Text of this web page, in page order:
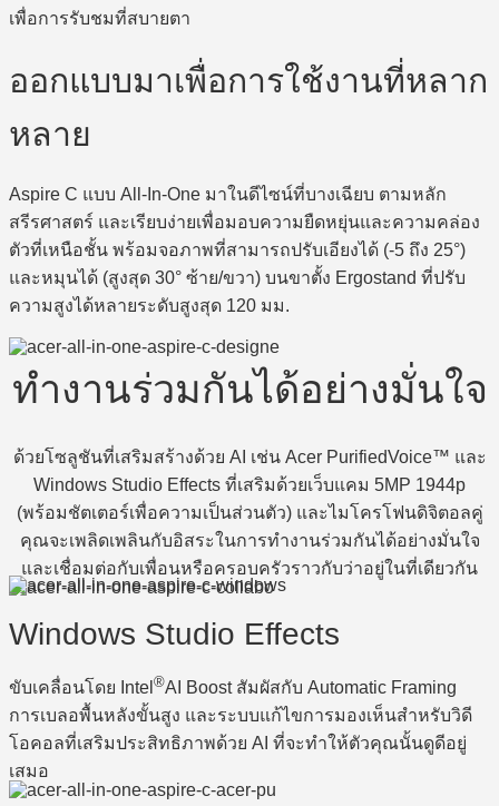
เพื่อการรับชมที่สบายตา
ออกแบบมาเพื่อการใช้งานที่หลาก
หลาย
Aspire C แบบ All-In-One มาในดีไซน์ที่บางเฉียบ ตามหลัก
สรีรศาสตร์ และเรียบง่ายเพื่อมอบความยืดหยุ่นและความคล่อง
ตัวที่เหนือชั้น พร้อมจอภาพที่สามารถปรับเอียงได้ (-5 ถึง 25°)
และหมุนได้ (สูงสุด 30° ซ้าย/ขวา) บนขาตั้ง Ergostand ที่ปรับ
ความสูงได้หลายระดับสูงสุด 120 มม.
ทำงานร่วมกันได้อย่างมั่นใจ
ด้วยโซลูชันที่เสริมสร้างด้วย AI เช่น Acer PurifiedVoice™ และ
Windows Studio Effects ที่เสริมด้วยเว็บแคม 5MP 1944p
(พร้อมชัตเตอร์เพื่อความเป็นส่วนตัว) และไมโครโฟนดิจิตอลคู่
คุณจะเพลิดเพลินกับอิสระในการทำงานร่วมกันได้อย่างมั่นใจ
และเชื่อมต่อกับเพื่อนหรือครอบครัวราวกับว่าอยู่ในที่เดียวกัน
Windows Studio Effects
ขับเคลื่อนโดย Intel ®AI Boost สัมผัสกับ Automatic Framing
การเบลอพื้นหลังขั้นสูง และระบบแก้ไขการมองเห็นสำหรับวิดี
โอคอลที่เสริมประสิทธิภาพด้วย AI ที่จะทำให้ตัวคุณนั้นดูดีอยู่
เสมอ